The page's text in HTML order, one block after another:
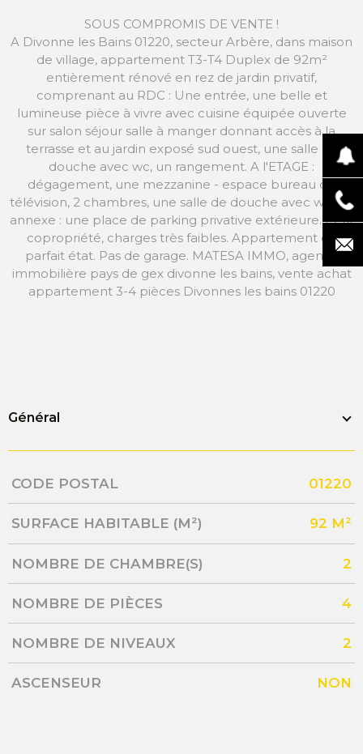
SOUS COMPROMIS DE VENTE !
A Divonne les Bains 01220, secteur Arbère, dans maison
de village, appartement T3-T4 Duplex de 92m²
entièrement rénové en rez de jardin privatif,
comprenant au RDC : Une entrée, une belle et
lumineuse pièce à vivre avec cuisine équipée ouverte
sur salon séjour salle à manger donnant accès à la
terrasse et au jardin exposé sud ouest, une salle de
douche avec wc, un rangement. A l'ETAGE :
dégagement, une mezzanine - espace bureau ou
télévision, 2 chambres, une salle de douche avec wc. En
annexe : une place de parking privative extérieure. Petit
copropriété, charges très faibles. Appartement en
parfait état. Pas de garage. MATESA IMMO, agence
immobilière pays de gex divonne les bains, vente achat
appartement 3-4 pièces Divonnes les bains 01220
Général
Caractérisque Valeurs
CODE POSTAL 01220
SURFACE HABITABLE (M²) 92 M²
NOMBRE DE CHAMBRE(S) 2
NOMBRE DE PIÈCES 4
NOMBRE DE NIVEAUX 2
ASCENSEUR NON